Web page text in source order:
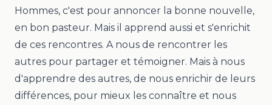
Hommes, c'est pour annoncer la bonne nouvelle,
en bon pasteur. Mais il apprend aussi et s'enrichit
de ces rencontres. A nous de rencontrer les
autres pour partager et témoigner. Mais à nous
d'apprendre des autres, de nous enrichir de leurs
différences, pour mieux les connaître et nous